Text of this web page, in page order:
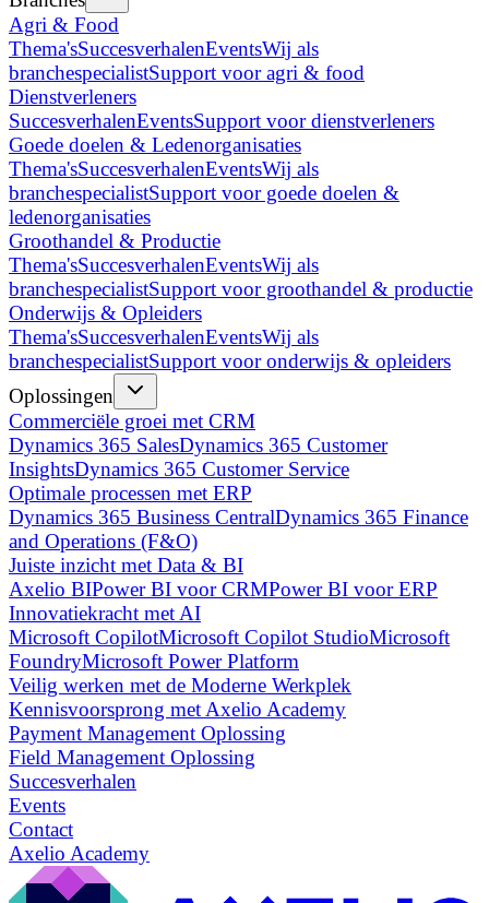
Agri & Food
Thema'sSuccesverhalenEventsWij als
branchespecialistSupport voor agri & food
Dienstverleners
SuccesverhalenEventsSupport voor dienstverleners
Goede doelen & Ledenorganisaties
Thema'sSuccesverhalenEventsWij als
branchespecialistSupport voor goede doelen &
ledenorganisaties
Groothandel & Productie
Thema'sSuccesverhalenEventsWij als
branchespecialistSupport voor groothandel & productie
Onderwijs & Opleiders
Thema'sSuccesverhalenEventsWij als
branchespecialistSupport voor onderwijs & opleiders
Oplossingen
Commerciële groei met CRM
Dynamics 365 SalesDynamics 365 Customer
InsightsDynamics 365 Customer Service
Optimale processen met ERP
Dynamics 365 Business CentralDynamics 365 Finance
and Operations (F&O)
Juiste inzicht met Data & BI
Axelio BIPower BI voor CRMPower BI voor ERP
Innovatiekracht met AI
Microsoft CopilotMicrosoft Copilot StudioMicrosoft
FoundryMicrosoft Power Platform
Veilig werken met de Moderne Werkplek
Kennisvoorsprong met Axelio Academy
Payment Management Oplossing
Field Management Oplossing
Succesverhalen
Events
Contact
Axelio Academy